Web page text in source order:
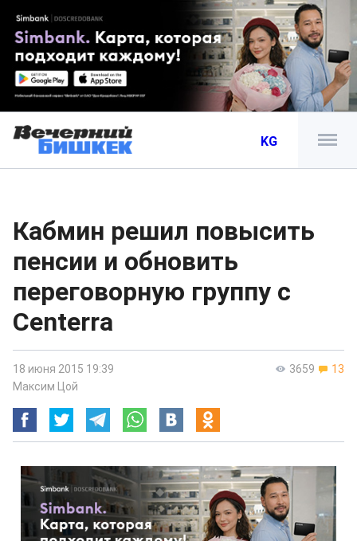
KG
Кабмин решил повысить
пенсии и обновить
переговорную группу с
Centerra
3659 13
18 июня 2015 19:39
Максим Цой